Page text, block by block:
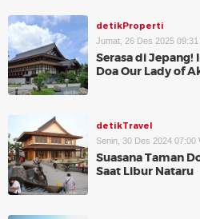
detikProperti
Jumat, 26 Des 2025 09:31
Serasa di Jepang!
Doa Our Lady of
detikTravel
Senin, 30 Des 2024 07:00
Suasana Taman
Saat Libur Nataru